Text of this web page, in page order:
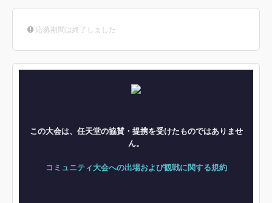
応募期間は終了しました
この大会は、任天堂の協賛・提携を受けたものではありませ
ん。
コミュニティ大会への出場および観戦に関する規約